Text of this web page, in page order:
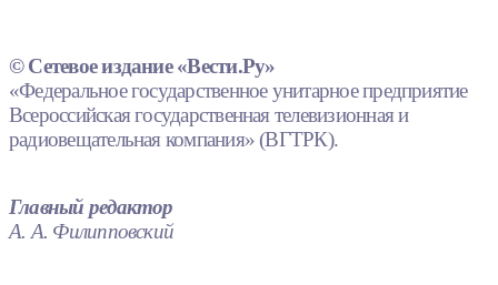
© Сетевое издание «Вести.Ру»
«Федеральное государственное унитарное предприятие
Всероссийская государственная телевизионная и
радиовещательная компания» (ВГТРК).
Главный редактор
А. А. Филипповский